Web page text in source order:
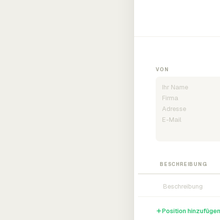
VON
BESCHREIBUNG
Position hinzufügen